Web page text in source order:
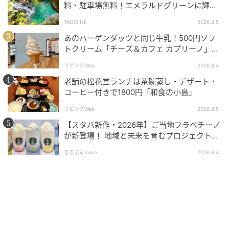
『川底より現れた歪な龍神之図』[/caption]
北斎が描いた46枚の絶景すべてに、46体の邪神たちが
降臨。
ストレートプレス
料・駐車場無料！エメラルドグリーンに輝く
TABIZINE 2026.8.5
あのハーゲンダッツと同じ牛乳！500円ソフ
トクリーム「チーズ＆カフェ カプリーノ」
リビングWeb 2026.8.4
老舗の松花堂ランチは茶碗蒸し・デザート・
コーヒー付きで1800円「和食の小島」
リビングWeb 2026.8.5
【スタバ新作・2026年】ご当地フラペチーノ
が新登場！ 地域と未来を育むプロジェクト
森・群馬・沖縄で始動。6種類を飲んで実食
るるぶ＆more. 2026.8.4